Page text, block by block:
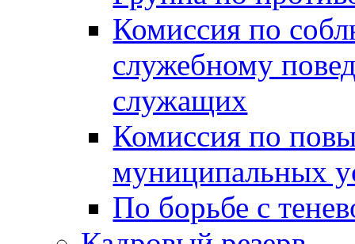
Комиссия по
служебному
служащих
Комиссия по
муниципальных
По борьбе с